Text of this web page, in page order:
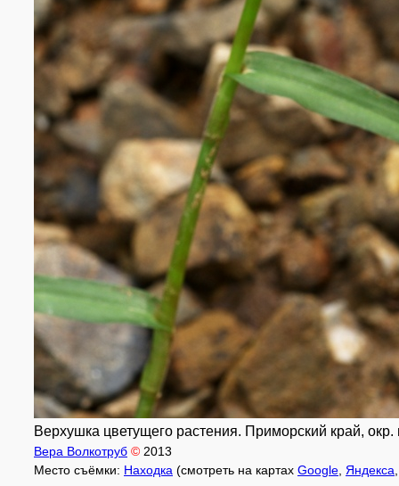
Верхушка цветущего растения. Приморский край,
Вера Волкотруб © 2013
Место съёмки: Находка (смотреть на картах Google Яндекса